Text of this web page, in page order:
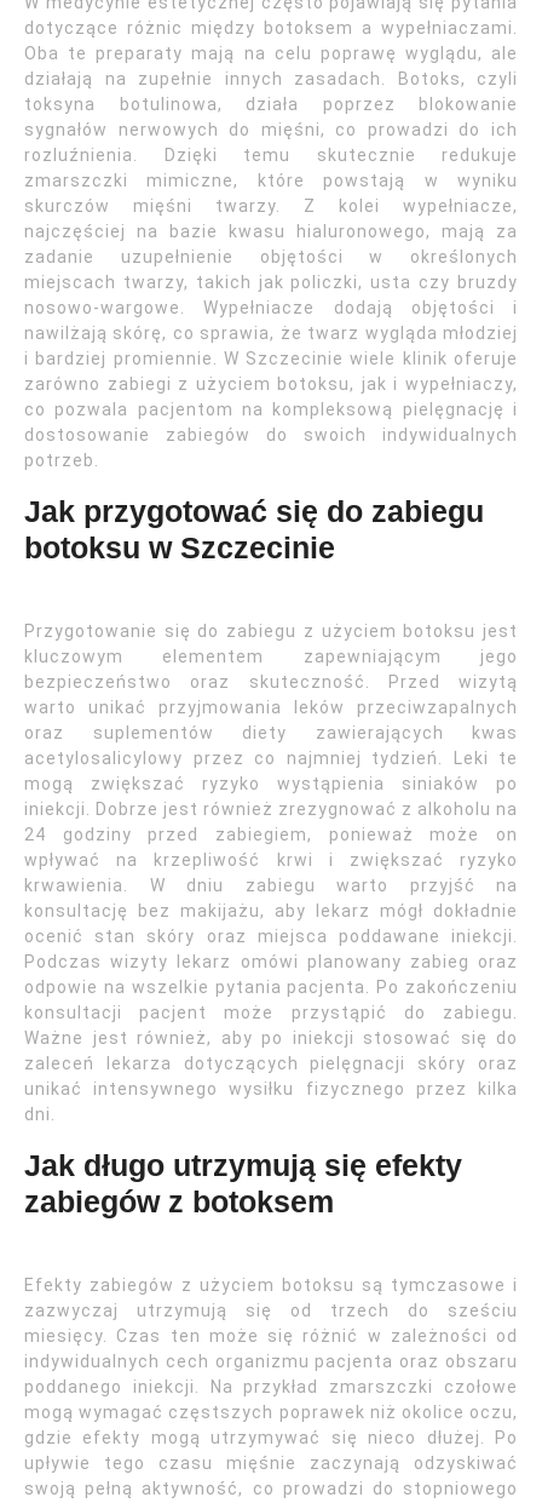
dotyczące różnic między botoksem a wypełniaczami.
Oba te preparaty mają na celu poprawę wyglądu, ale
działają na zupełnie innych zasadach. Botoks, czyli
toksyna botulinowa, działa poprzez blokowanie
sygnałów nerwowych do mięśni, co prowadzi do ich
rozluźnienia. Dzięki temu skutecznie redukuje
zmarszczki mimiczne, które powstają w wyniku
skurczów mięśni twarzy. Z kolei wypełniacze,
najczęściej na bazie kwasu hialuronowego, mają za
zadanie uzupełnienie objętości w określonych
miejscach twarzy, takich jak policzki, usta czy bruzdy
nosowo-wargowe. Wypełniacze dodają objętości i
nawilżają skórę, co sprawia, że twarz wygląda młodziej
i bardziej promiennie. W Szczecinie wiele klinik oferuje
zarówno zabiegi z użyciem botoksu, jak i wypełniaczy,
co pozwala pacjentom na kompleksową pielęgnację i
dostosowanie zabiegów do swoich indywidualnych
potrzeb.
Jak przygotować się do zabiegu
botoksu w Szczecinie
Przygotowanie się do zabiegu z użyciem botoksu jest
kluczowym elementem zapewniającym jego
bezpieczeństwo oraz skuteczność. Przed wizytą
warto unikać przyjmowania leków przeciwzapalnych
oraz suplementów diety zawierających kwas
acetylosalicylowy przez co najmniej tydzień. Leki te
mogą zwiększać ryzyko wystąpienia siniaków po
iniekcji. Dobrze jest również zrezygnować z alkoholu na
24 godziny przed zabiegiem, ponieważ może on
wpływać na krzepliwość krwi i zwiększać ryzyko
krwawienia. W dniu zabiegu warto przyjść na
konsultację bez makijażu, aby lekarz mógł dokładnie
ocenić stan skóry oraz miejsca poddawane iniekcji.
Podczas wizyty lekarz omówi planowany zabieg oraz
odpowie na wszelkie pytania pacjenta. Po zakończeniu
konsultacji pacjent może przystąpić do zabiegu.
Ważne jest również, aby po iniekcji stosować się do
zaleceń lekarza dotyczących pielęgnacji skóry oraz
unikać intensywnego wysiłku fizycznego przez kilka
dni.
Jak długo utrzymują się efekty
zabiegów z botoksem
Efekty zabiegów z użyciem botoksu są tymczasowe i
zazwyczaj utrzymują się od trzech do sześciu
miesięcy. Czas ten może się różnić w zależności od
indywidualnych cech organizmu pacjenta oraz obszaru
poddanego iniekcji. Na przykład zmarszczki czołowe
mogą wymagać częstszych poprawek niż okolice oczu,
gdzie efekty mogą utrzymywać się nieco dłużej. Po
upływie tego czasu mięśnie zaczynają odzyskiwać
swoją pełną aktywność, co prowadzi do stopniowego